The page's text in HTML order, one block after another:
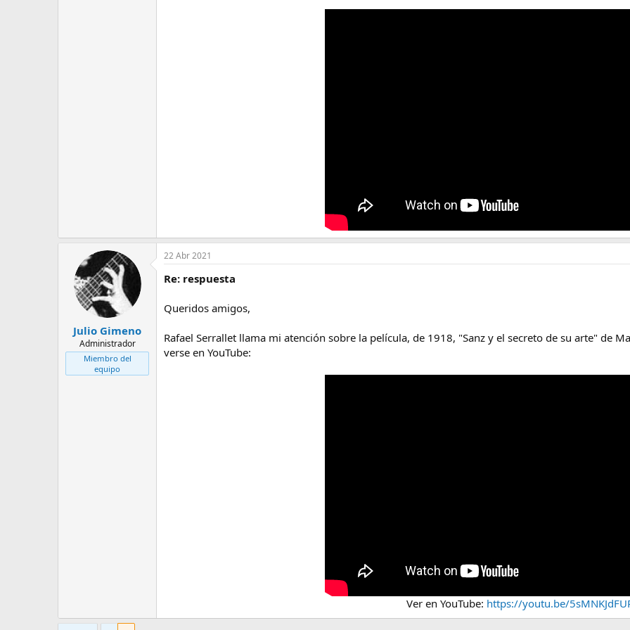
Julio Gimeno
Administrador
Miembro del
equipo
22 Abr 2021
Re: respuesta
Queridos amigos,
Rafael Serrallet llama mi atención sobre la película, de 1918, "Sanz y el secreto de su arte" de
verse en YouTube:
Ver en YouTube: https://youtu.be/